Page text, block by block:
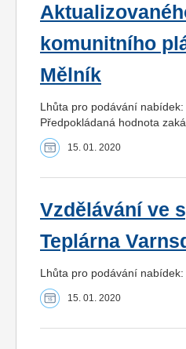
komunitního
Mělník
Lhůta pro podávání
Předpokládaná hodnota
15. 01. 2020
Vzdělávání ve
Teplárna
Lhůta pro podávání
15. 01. 2020